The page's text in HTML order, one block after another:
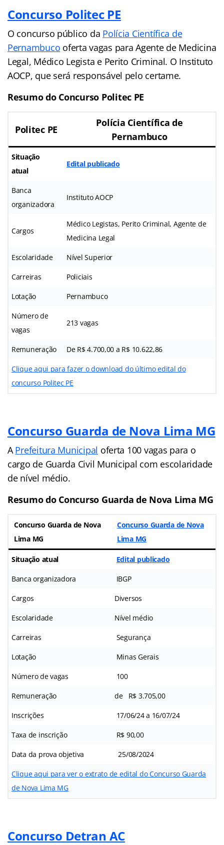
Concurso Politec PE
O concurso público da Polícia Científica de
Pernambuco oferta vagas para Agente de Medicina
Legal, Médico Legista e Perito Criminal. O Instituto
AOCP, que será responsável pelo certame.
Resumo do Concurso Politec PE
Politec PE
Polícia Científica de
Pernambuco
Situação
atual
Edital publicado
Banca
organizadora
Instituto AOCP
Cargos
Médico Legistas, Perito Criminal, Agente de
Medicina Legal
Escolaridade Nível Superior
Carreiras Policiais
Lotação Pernambuco
Número de
vagas
213 vagas
Remuneração De R$ 4.700,00 a R$ 10.622,86
Clique aqui para fazer o download do último edital do
concurso Politec PE
Concurso Guarda de Nova Lima MG
A Prefeitura Municipal oferta 100 vagas para o
cargo de Guarda Civil Municipal com escolaridade
de nível médio.
Resumo do Concurso Guarda de Nova Lima MG
Concurso Guarda de Nova
Lima MG
Concurso Guarda de Nova
Lima MG
Situação atual Edital publicado
Banca organizadora IBGP
Cargos Diversos
Escolaridade Nível médio
Carreiras Segurança
Lotação Minas Gerais
Número de vagas 100
Remuneração de R$ 3.705,00
Inscrições 17/06/24 a 16/07/24
Taxa de inscrição R$ 90,00
Data da prova objetiva 25/08/2024
Clique aqui para ver o extrato de edital do Concurso Guarda
de Nova Lima MG
Concurso Detran AC